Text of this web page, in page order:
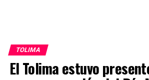
TOLIMA
El Tolima estuvo